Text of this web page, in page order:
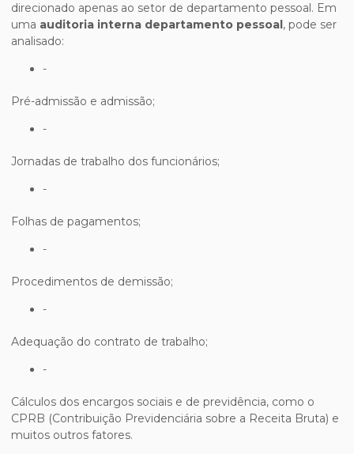
direcionado apenas ao setor de departamento pessoal. Em
uma auditoria interna departamento pessoal, pode ser
analisado:
-
Pré-admissão e admissão;
-
Jornadas de trabalho dos funcionários;
-
Folhas de pagamentos;
-
Procedimentos de demissão;
-
Adequação do contrato de trabalho;
-
Cálculos dos encargos sociais e de previdência, como o
CPRB (Contribuição Previdenciária sobre a Receita Bruta) e
muitos outros fatores.